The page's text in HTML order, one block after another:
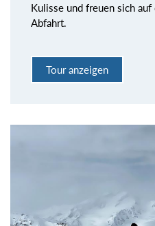
Kulisse und freuen sich
Abfahrt.
Tour anzeigen